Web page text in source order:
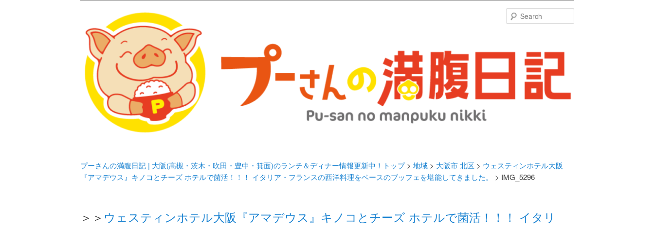
プーさんの満腹日記 | 大阪(高槻・茨木・吹田・
豊中・箕面)のランチ＆ディナー情報更新中！
化してます。
プーさんの満腹日記 | 大阪(高槻・茨木・吹田・豊中・箕面)のランチ＆ディナー情報更新中！トップ> 地域> 大阪市 北区 > ウェスティンホテル大阪
『アマデウス』キノコとチーズ ホテルで菌活！！！ イタリア・フランスの西洋料理をベースのブッフェを堪能してきました。
> IMG_5296
＞＞ ウェスティンホテル大阪『アマデウス』キノコとチーズ ホテルで菌活！！！ イタリ